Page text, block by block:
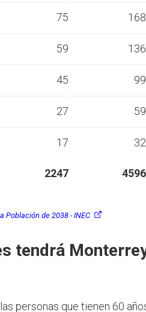
75 168
59 136
45 99
27 59
17 32
2247 4596
Población de 2038 - INEC
tendrá
personas que tienen 60